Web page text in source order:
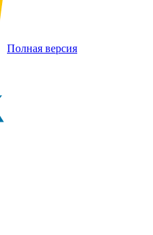
Полная версия